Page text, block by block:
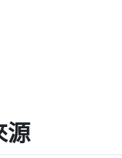
源